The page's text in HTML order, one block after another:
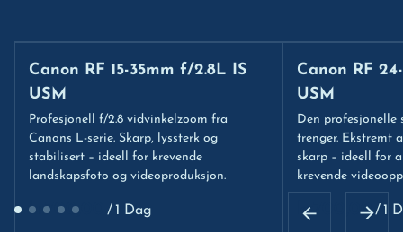
Canon RF 15-35mm f/2.8L IS
USM
Profesjonell f/2.8 vidvinkelzoom fra
Canons L-serie. Skarp, lyssterk og
stabilisert – ideell for krevende
landskapsfoto og videoproduksjon.
/
Canon RF
USM
Den profesjonelle
trenger. Ekstremt
skarp – ideell for
krevende
/